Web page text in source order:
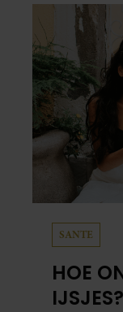
SANTE
HOE
IJSJES?